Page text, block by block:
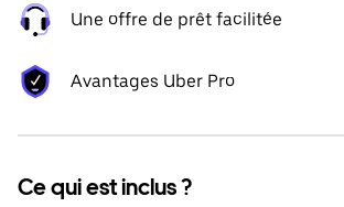
Une offre de prêt facilitée
Avantages Uber Pro
Ce qui est inclus ?